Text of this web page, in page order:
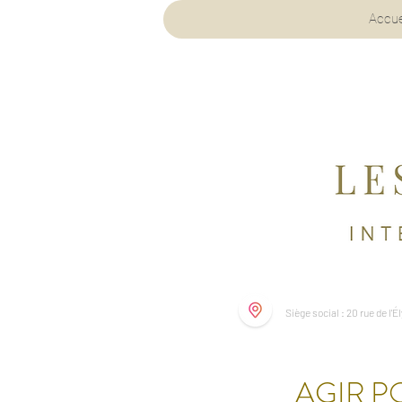
Siège social : 20 rue de
AGIR